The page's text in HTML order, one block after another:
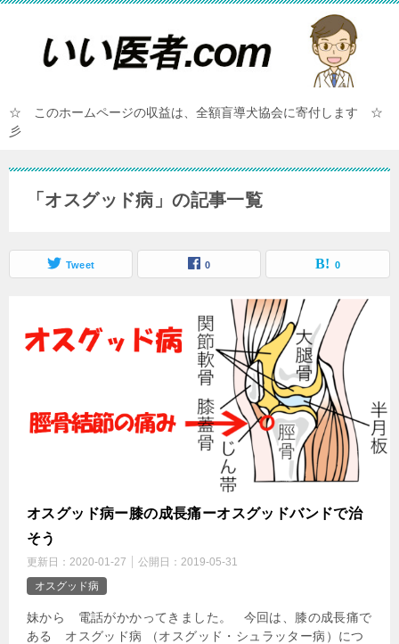
☆ このホームページの収益は、全額盲導犬協会に寄付します ☆
彡
「オスグッド病」の記事一覧
Tweet 0 0
オスグッド病ー膝の成長痛ーオスグッドバンドで治
そう
更新日： 2020-01-27 公開日： 2019-05-31
オスグッド病
妹から 電話がかかってきました。 今回は、膝の成長痛で
ある オスグッド病 （オスグッド・シュラッター病）につ